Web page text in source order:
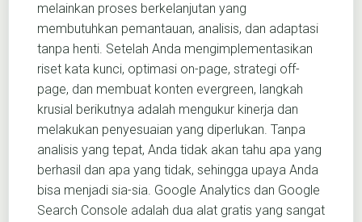
melainkan proses berkelanjutan yang
membutuhkan pemantauan, analisis, dan adaptasi
tanpa henti. Setelah Anda mengimplementasikan
riset kata kunci, optimasi on-page, strategi off-
page, dan membuat konten evergreen, langkah
krusial berikutnya adalah mengukur kinerja dan
melakukan penyesuaian yang diperlukan. Tanpa
analisis yang tepat, Anda tidak akan tahu apa yang
berhasil dan apa yang tidak, sehingga upaya Anda
bisa menjadi sia-sia. Google Analytics dan Google
Search Console adalah dua alat gratis yang sangat